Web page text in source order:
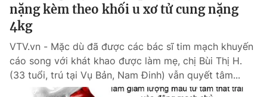
nặng kèm theo khối u xơ tử cung nặng
4kg
VTV.vn - Mặc dù đã được các bác sĩ tim mạch khuyến
cáo song với khát khao được làm mẹ, chị Bùi Thị H.
(33 tuổi, trú tại Vụ Bản, Nam Đinh) vẫn quyết tâm...